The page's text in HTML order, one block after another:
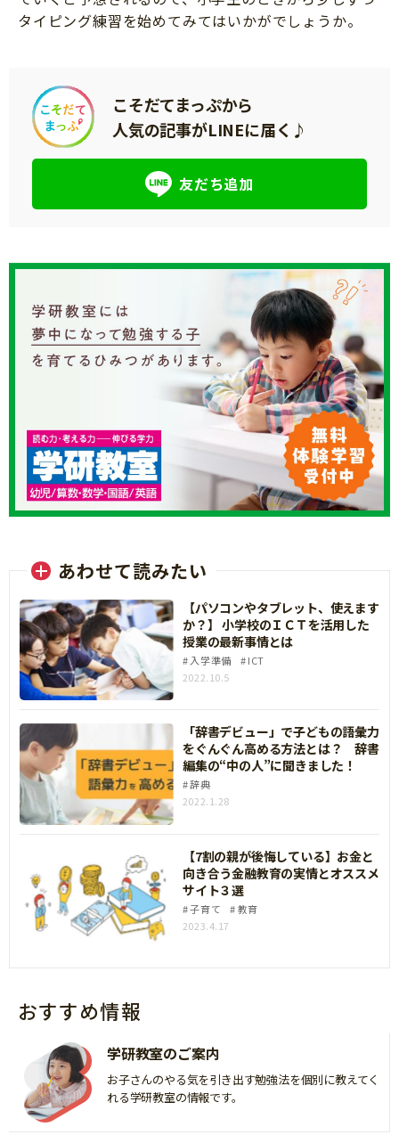
タイピング練習を始めてみてはいかがでしょうか。
こそだてまっぷから
人気の記事がLINEに届く♪
友だち追加
あわせて読みたい
【パソコンやタブレット、使えます
か？】 小学校のＩＣＴを活用した
授業の最新事情とは
入学準備
ICT
2022.10.5
「辞書デビュー」で子どもの語彙力
をぐんぐん高める方法とは？ 辞書
編集の“中の人”に聞きました！
辞典
2022.1.28
【7割の親が後悔している】お金と
向き合う金融教育の実情とオススメ
サイト３選
子育て
教育
2023.4.17
おすすめ情報
学研教室のご案内
お子さんのやる気を引き出す勉強法を個別に教えてく
れる学研教室の情報です。